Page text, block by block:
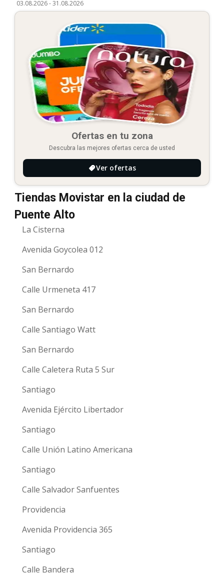
03.08.2026-31.08.2026
Ofertas en tu zona
Descubra las mejores ofertas cerca de usted
Ver ofertas
Tiendas Movistar en la ciudad de
Puente Alto
La Cisterna
Avenida Goycolea 012
San Bernardo
Calle Urmeneta 417
San Bernardo
Calle Santiago Watt
San Bernardo
Calle Caletera Ruta 5 Sur
Santiago
Avenida Ejército Libertador
Santiago
Calle Unión Latino Americana
Santiago
Calle Salvador Sanfuentes
Providencia
Avenida Providencia 365
Santiago
Calle Bandera